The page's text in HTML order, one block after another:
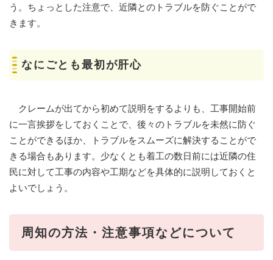
う。ちょっとした注意で、近隣とのトラブルを防ぐことがで
きます。
なにごとも最初が肝心
クレームが出てから初めて説明をするよりも、工事開始前
に一言挨拶をしておくことで、後々のトラブルを未然に防ぐ
ことができるほか、トラブルをスムーズに解決することがで
きる場合もあります。少なくとも着工の数日前には近隣の住
民に対して工事の内容や工期などを具体的に説明しておくと
よいでしょう。
周知の方法・注意事項などについて